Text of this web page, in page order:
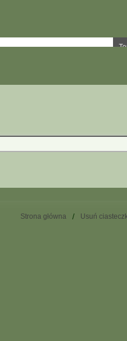
Strona główna Usuń